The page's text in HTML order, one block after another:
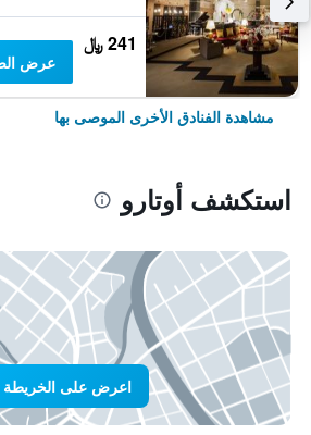
241 ﷼
عرض
مشاهدة الفنادق الأخرى الموصى بها
استكشف أوتارو
اعرض على الخريطة